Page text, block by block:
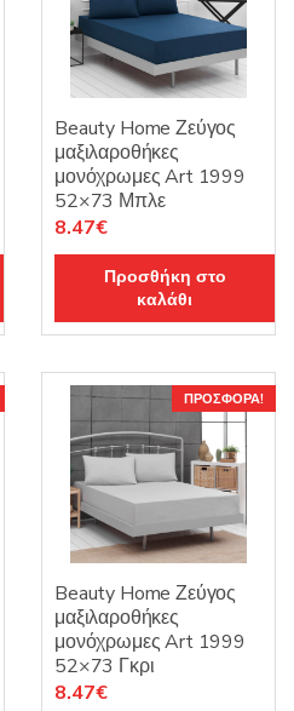
Beauty Home Ζεύγος
μαξιλαροθήκες
μονόχρωμες Art 1999
52×73 Μπλε
Original
price
8.47€Η
τρέχουσα
τιμή
είναι:
8.47€.
Προσθήκη στο
καλάθι
ΠΡΟΣΦΟΡΆ!
Beauty Home Ζεύγος
μαξιλαροθήκες
μονόχρωμες Art 1999
52×73 Γκρι
Original
8.47€Η